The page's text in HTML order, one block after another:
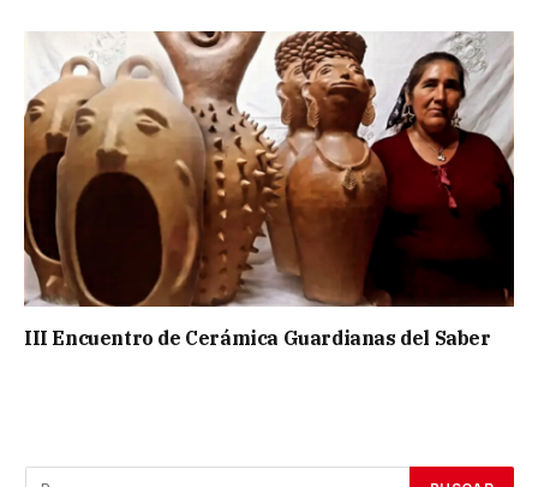
III Encuentro de Cerámica Guardianas del Saber